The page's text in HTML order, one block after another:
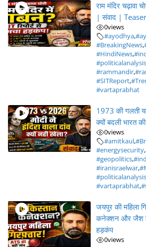
राम मंदिर चढ़ावा
| संवाद | Teaser
0views
#ayodhya,
#BreakingNews,
#HindiNews,
#politicalanalysis
#rammandir,
#SITReport,
#vartaprabhat
1973 की गलती
क्यों बदली भारत
0views
#amitkaul,
#energysecurity,
#geopolitics,
#iranisraelwar,
#politicalanalysis
#vartaprabhat,
जयपुर की महिला
कनेक्शन और जैश
हड़कंप
0views